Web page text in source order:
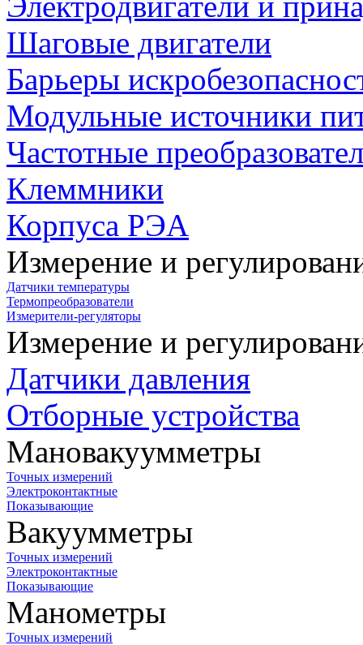
Шаговые двигатели
Барьеры
Модульные источники
Частотные
Клеммники
Корпуса РЭА
Измерение и
Датчики температуры
Термопреобразователи
Измерители-регуляторы
Измерение и
Датчики давления
Отборные устройства
Мановакуумметры
Точных измерений
Электроконтактные
Показывающие
Вакуумметры
Точных измерений
Электроконтактные
Показывающие
Манометры
Точных измерений